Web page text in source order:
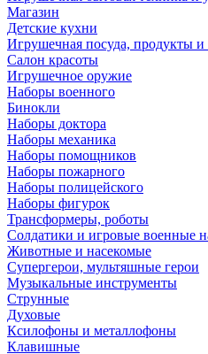
Магазин
Детские кухни
Игрушечная посуда, продукты и
Салон красоты
Игрушечное оружие
Наборы военного
Бинокли
Наборы доктора
Наборы механика
Наборы помощников
Наборы пожарного
Наборы полицейского
Наборы фигурок
Трансформеры, роботы
Солдатики и игровые военные
Животные и насекомые
Супергерои, мультяшные герои
Музыкальные инструменты
Струнные
Духовые
Ксилофоны и металлофоны
Клавишные